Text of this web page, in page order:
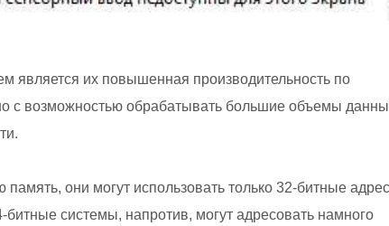
является их повышенная производительность по
с возможностью обрабатывать большие объемы
они могут использовать только 32-битные
битные системы, напротив, могут адресовать намного